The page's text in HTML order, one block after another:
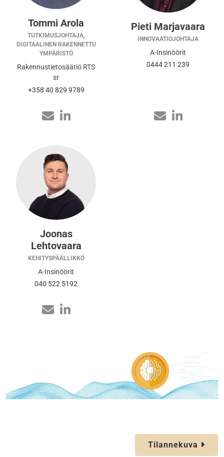
Tommi Arola
TUTKIMUSJOHTAJA,
DIGITAALINEN RAKENNETTU
YMPÄRISTÖ
Rakennustietosäätiö RTS
sr
+358 40 829 9789
Pieti Marjavaara
INNOVAATIOJOHTAJA
A-Insinöörit
0444 211 239
Joonas
Lehtovaara
KEHITYSPÄÄLLIKKÖ
A-Insinöörit
040 522 5192
Tilannekuva